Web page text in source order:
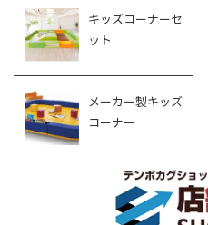
キッズコーナーセ
ット
メーカー製キッズ
コーナー